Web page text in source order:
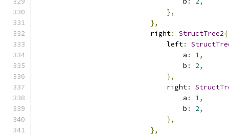
},
},
                            right
: StructTree2{
                                left
:
                                    a
: 1,
                                    b
: 2,
},
                                right
:
                                    a
: 1,
                                    b
: 2,
},
},